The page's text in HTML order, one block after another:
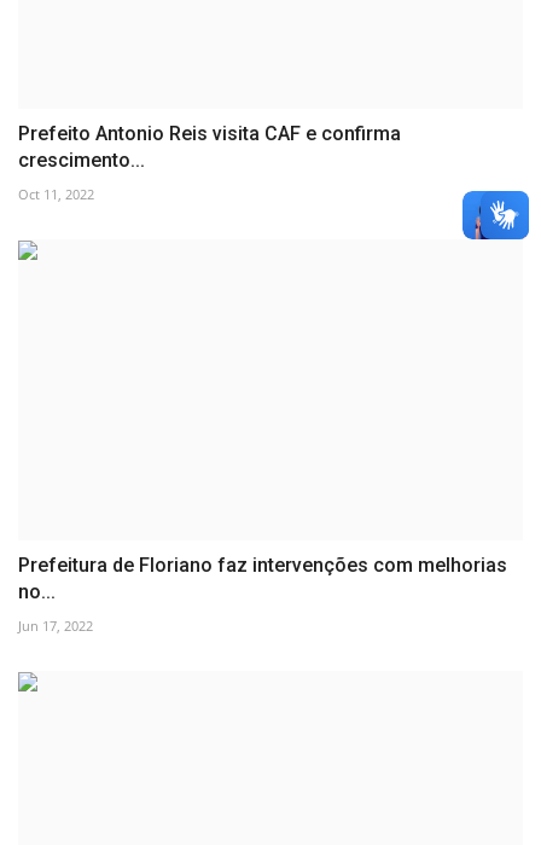
Prefeito Antonio Reis visita CAF e confirma
crescimento...
Oct 11, 2022
Prefeitura de Floriano faz intervenções com melhorias
no...
Jun 17, 2022